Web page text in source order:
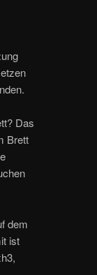
Das
Brett
dem
ist